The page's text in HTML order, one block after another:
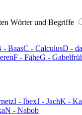
Wörter und Begriffe
- BaasC - CalculusD -
F - FäheG -
I - IbexJ - JachK -
N - Nabob